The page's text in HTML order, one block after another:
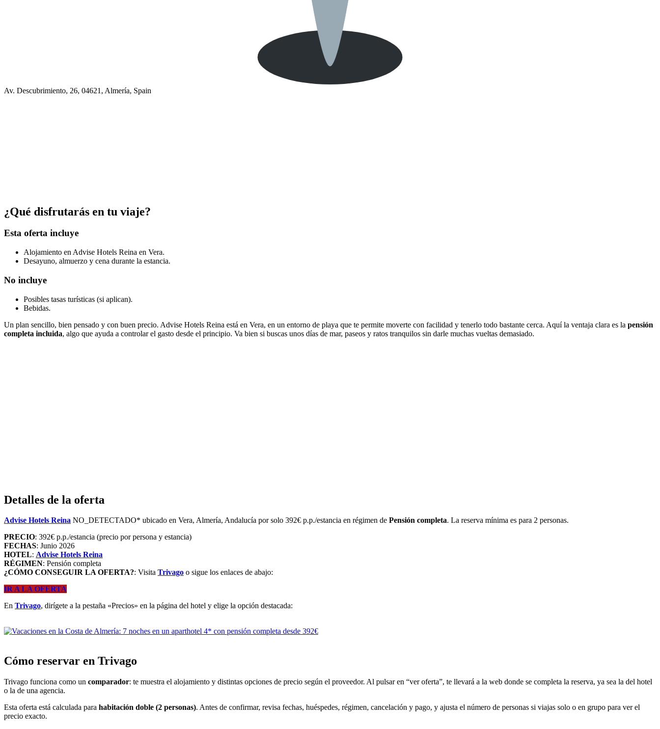
Av. Descubrimiento, 26, 04621, Almería, Spain
¿Qué disfrutarás en tu viaje?
Esta oferta incluye
Alojamiento en Advise Hotels Reina en Vera.
Desayuno, almuerzo y cena durante la estancia.
No incluye
Posibles tasas turísticas (si aplican).
Bebidas.
Un plan sencillo, bien pensado y con buen precio. Advise Hotels Reina está en Vera, en un entorno de playa que te permite moverte con facilidad y tenerlo todo bastante cerca. Aquí la ventaja clara es la pensión
completa incluida, algo que ayuda a controlar el gasto desde el principio. Va bien si buscas unos días de mar, paseos y ratos tranquilos sin darle muchas vueltas demasiado.
Detalles de la oferta
Advise Hotels Reina NO_DETECTADO* ubicado en Vera, Almería, Andalucía por solo 392€ p.p./estancia en régimen de Pensión completa. La reserva mínima es para 2 personas.
PRECIO: 392€ p.p./estancia (precio por persona y estancia)
FECHAS: Junio 2026
HOTEL: Advise Hotels Reina
RÉGIMEN: Pensión completa
¿CÓMO CONSEGUIR LA OFERTA?: Visita Trivago o sigue los enlaces de abajo:
IR A LA OFERTA
En Trivago, dirígete a la pestaña «Precios» en la página del hotel y elige la opción destacada:
Cómo reservar en Trivago
Trivago funciona como un comparador: te muestra el alojamiento y distintas opciones de precio según el proveedor. Al pulsar en “ver oferta”, te llevará a la web donde se completa la reserva, ya sea la del hotel
o la de una agencia.
Esta oferta está calculada para habitación doble (2 personas). Antes de confirmar, revisa fechas, huéspedes, régimen, cancelación y pago, y ajusta el número de personas si viajas solo o en grupo para ver el
precio exacto.